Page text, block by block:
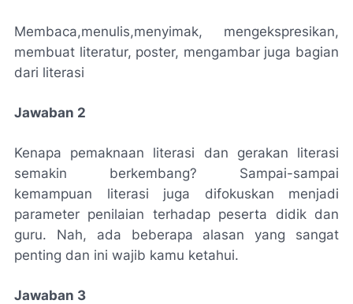
Membaca,menulis,menyimak, mengekspresikan,
membuat literatur, poster, mengambar juga bagian
dari literasi
Jawaban 2
Kenapa pemaknaan literasi dan gerakan literasi
semakin berkembang? Sampai-sampai
kemampuan literasi juga difokuskan menjadi
parameter penilaian terhadap peserta didik dan
guru. Nah, ada beberapa alasan yang sangat
penting dan ini wajib kamu ketahui.
Jawaban 3